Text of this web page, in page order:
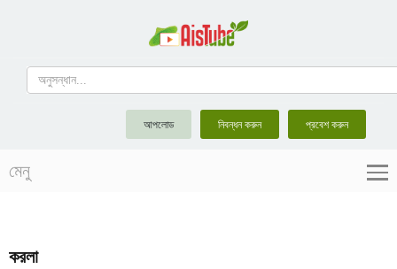
আপলোড নিবন্ধন করুন প্রবেশ করুন
মেনু
করলা